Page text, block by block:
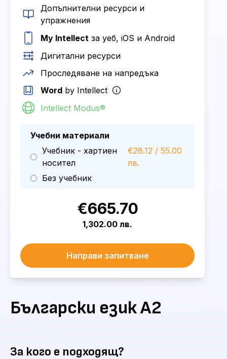
Български език A2
За кого е подходящ?
Допълнителни ресурси и
упражнения
My Intellect за уеб, iOS и Android
Дигитални ресурси
Проследяване на напредъка
Word by Intellect
Intellect Modus®
Учебни материали
Учебник - хартиен
носител
€28.12 / 55.00
лв.
Без учебник
€665.70
1,302.00 лв.
Направи запитване